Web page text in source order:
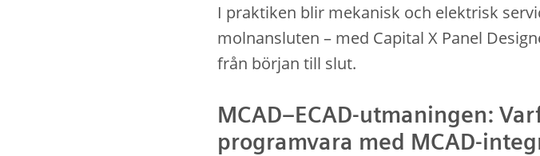
I praktiken blir mekanisk och elektrisk
molnansluten – med Capital X Panel
från början till slut.
MCAD–ECAD-utmaningen:
programvara med MCAD-